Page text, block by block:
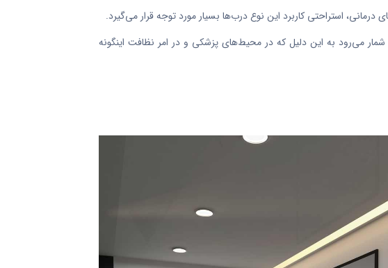
استراحتی کاربرد این نوع درب‌ها بسیار مورد توجه قرار می‌گیرد.
می‌رود به این دلیل که در محیط‌های پزشکی و در امر نظافت اینگونه